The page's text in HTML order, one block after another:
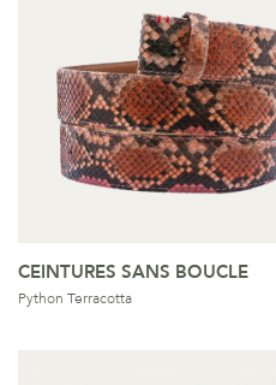
CEINTURES SANS BOUCLE
Python Terracotta